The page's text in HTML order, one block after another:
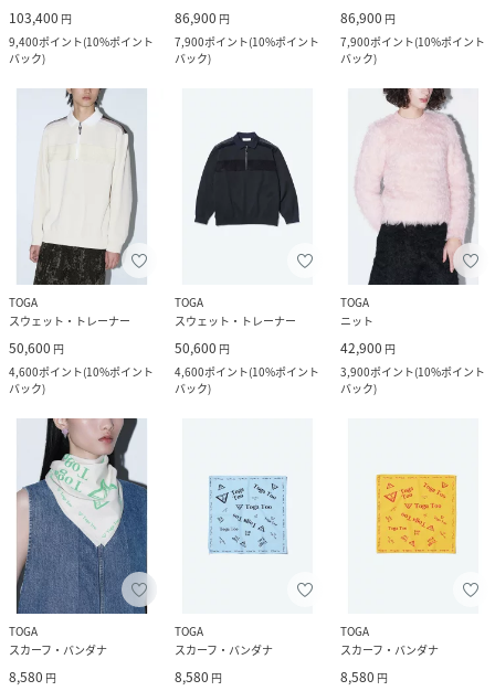
103,400 円
9,400ポイント(10%ポイント
バック)
86,900 円
7,900ポイント(10%ポイント
バック)
86,900 円
7,900ポイント(10%ポイント
バック)
TOGA
スウェット・トレーナー
50,600 円
4,600ポイント(10%ポイント
バック)
TOGA
スウェット・トレーナー
50,600 円
4,600ポイント(10%ポイント
バック)
TOGA
ニット
42,900 円
3,900ポイント(10%ポイント
バック)
TOGA
スカーフ・バンダナ
8,580 円
TOGA
スカーフ・バンダナ
8,580 円
TOGA
スカーフ・バンダナ
8,580 円